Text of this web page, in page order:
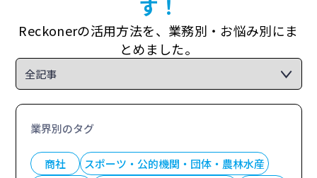
す！
Reckonerの活用方法を、 業務別・お悩み別にま
とめました。
業界別のタグ
商社
スポーツ・公的機関・団体・農林水産